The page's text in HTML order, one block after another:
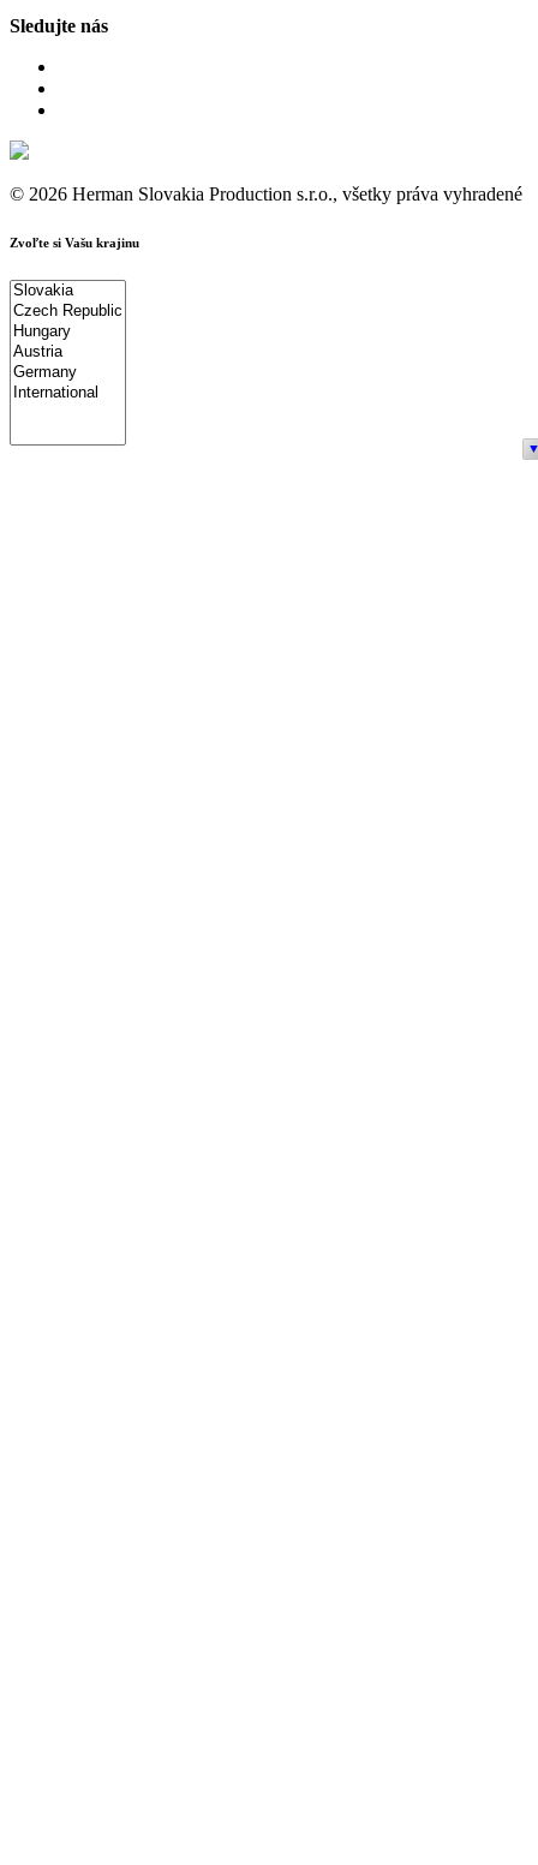
Sledujte nás
© 2026 Herman Slovakia Production s.r.o., všetky práva vyhradené
Zvoľte si Vašu krajinu